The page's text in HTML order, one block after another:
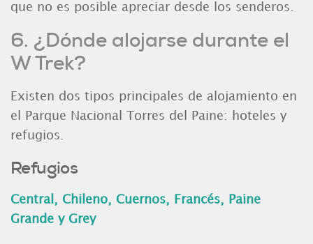
que no es posible apreciar desde los senderos.
6. ¿Dónde alojarse durante el
W Trek?
Existen dos tipos principales de alojamiento en
el Parque Nacional Torres del Paine: hoteles y
refugios.
Refugios
Central, Chileno, Cuernos, Francés, Paine
Grande y Grey